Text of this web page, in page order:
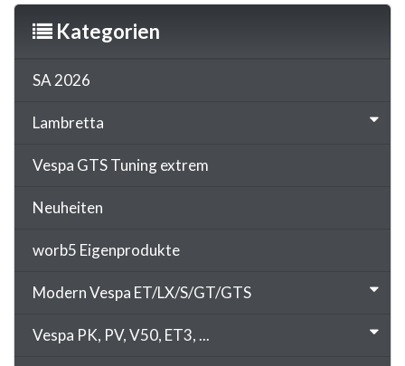
Kategorien
SA 2026
Lambretta
Vespa GTS Tuning extrem
Neuheiten
worb5 Eigenprodukte
Modern Vespa ET/LX/S/GT/GTS
Vespa PK, PV, V50, ET3, ...